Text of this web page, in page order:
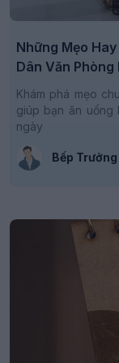
Những Mẹo
Dân Văn Phòng
Khám phá mẹo
giúp bạn ăn uống
ngày
Bếp Trưởng